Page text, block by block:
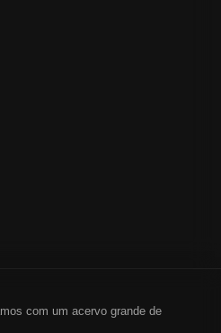
com um acervo grande de